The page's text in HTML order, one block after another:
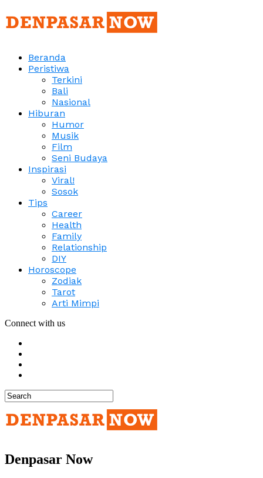
Beranda
Peristiwa
Terkini
Bali
Nasional
Hiburan
Humor
Musik
Film
Seni Budaya
Inspirasi
Viral!
Sosok
Tips
Career
Health
Family
Relationship
DIY
Horoscope
Zodiak
Tarot
Arti Mimpi
Connect with us
Denpasar Now